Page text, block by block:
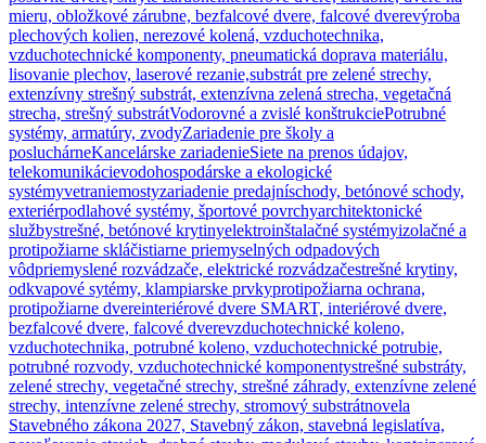
mieru, obložkové zárubne, bezfalcové dvere, falcové dverevýroba
plechových kolien, nerezové kolená, vzduchotechnika,
vzduchotechnické komponenty, pneumatická doprava materiálu,
lisovanie plechov, laserové rezanie,substrát pre zelené strechy,
extenzívny strešný substrát, extenzívna zelená strecha, vegetačná
strecha, strešný substrátVodorovné a zvislé konštrukciePotrubné
systémy, armatúry, zvodyZariadenie pre školy a
posluchárneKancelárske zariadenieSiete na prenos údajov,
telekomunikácievodohospodárske a ekologické
systémyvetraniemostyzariadenie predajníschody, betónové schody,
exteriérpodlahové systémy, športové povrchyarchitektonické
službystrešné, betónové krytinyelektroinštalačné systémyizolačné a
protipožiarne skláčistiarne priemyselných odpadových
vôdpriemyslené rozvádzače, elektrické rozvádzačestrešné krytiny,
odkvapové sytémy, klampiarske prvkyprotipožiarna ochrana,
protipožiarne dvereinteriérové dvere SMART, interiérové dvere,
bezfalcové dvere, falcové dverevzduchotechnické koleno,
vzduchotechnika, potrubné koleno, vzduchotechnické potrubie,
potrubné rozvody, vzduchotechnické komponentystrešné substráty,
zelené strechy, vegetačné strechy, strešné záhrady, extenzívne zelené
strechy, intenzívne zelené strechy, stromový substrátnovela
Stavebného zákona 2027, Stavebný zákon, stavebná legislatíva,